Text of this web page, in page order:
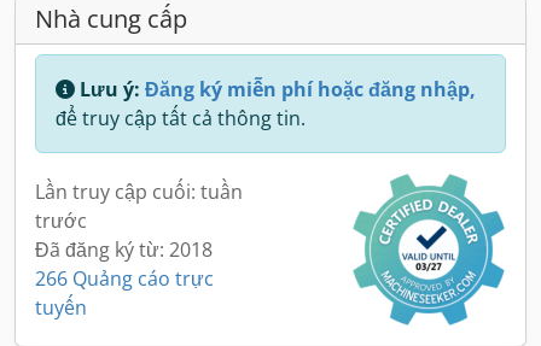
Nhà cung cấp
Lưu ý: Đăng ký miễn phí hoặc đăng nhập,
để truy cập tất cả thông tin.
Lần truy cập cuối: tuần
trước
Đã đăng ký từ: 2018
266 Quảng cáo trực
tuyến